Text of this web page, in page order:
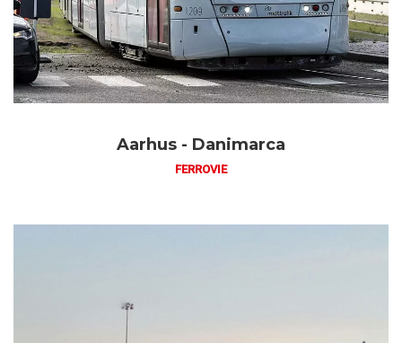
Aarhus - Danimarca
FERROVIE